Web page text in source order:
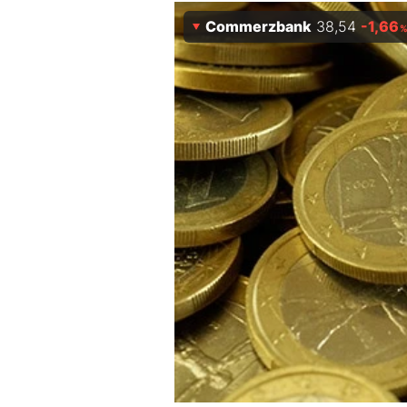
Experten
Mein B:O
Mein Konto
Folgen Sie uns
Kontakt
Commerzbank 38,54 -1,66%